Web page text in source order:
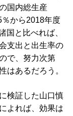
国内総生産
％から2018年度
国と比べれば、
支出と出生率の
で、努力次第
はあるだろう。
検証した山口慎
よれば、効果は